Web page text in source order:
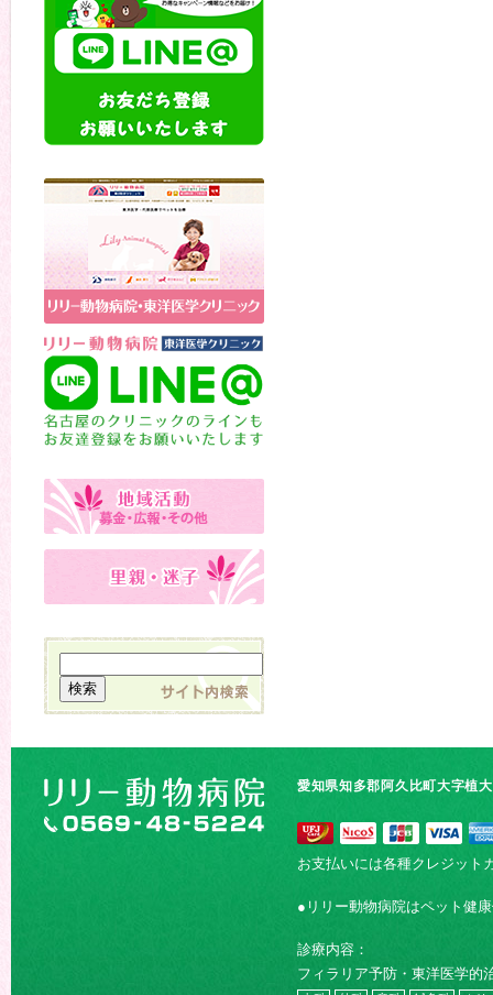
愛知県知多郡阿久比町大字植
お支払いには各種クレジット
●リリー動物病院はペット健
診療内容：
フィラリア予防・東洋医学的